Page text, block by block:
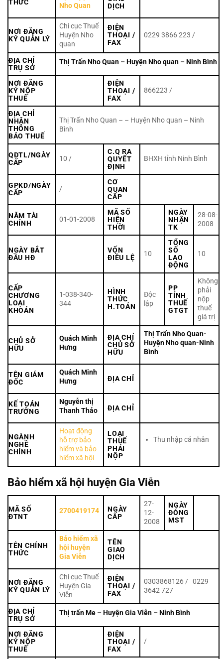
THỨC
Nho Quan
DỊCH
NƠI ĐĂNG
KÝ QUẢN LÝ
Chi cục Thuế
Huyện Nho
quan
ĐIỆN
THOẠI /
FAX
0229 3866 223 /
ĐỊA CHỈ
TRỤ SỞ
Thị Trấn Nho Quan – Huyện Nho quan – Ninh Bình
NƠI ĐĂNG
KÝ NỘP
THUẾ
ĐIỆN
THOẠI /
FAX
866223 /
ĐỊA CHỈ
NHẬN
THÔNG
BÁO THUẾ
Thị Trấn Nho Quan – – Huyện Nho quan – Ninh
Bình
QĐTL/NGÀY
CẤP
10 /
C.Q RA
QUYẾT
ĐỊNH
BHXH tỉnh Ninh Bình
GPKD/NGÀY
CẤP
/
CƠ
QUAN
CẤP
NĂM TÀI
CHÍNH
01-01-2008
MÃ SỐ
HIỆN
THỜI
NGÀY
NHẬN
TK
28-08-
2008
NGÀY BẮT
ĐẦU HĐ
VỐN
ĐIỀU LỆ
10
TỔNG
SỐ
LAO
ĐỘNG
10
CẤP
CHƯƠNG
LOẠI
KHOẢN
1-038-340-
344
HÌNH
THỨC
H.TOÁN
Độc
lập
PP
TÍNH
THUẾ
GTGT
Không
phải
nộp
thuế
giá trị
CHỦ SỞ
HỮU
Quách Minh
Hưng
ĐỊA CHỈ
CHỦ SỞ
HỮU
Thị Trấn Nho Quan-
Huyện Nho quan-Ninh
Bình
TÊN GIÁM
ĐỐC
Quách Minh
Hưng
ĐỊA CHỈ
KẾ TOÁN
TRƯỞNG
Nguyễn thị
Thanh Thảo
ĐỊA CHỈ
NGÀNH
NGHỀ
CHÍNH
Hoạt động
hỗ trợ bảo
hiểm và bảo
hiểm xã hội
LOẠI
THUẾ
PHẢI
NỘP
Thu nhập cá nhân
Bảo hiểm xã hội huyện Gia Viễn
MÃ SỐ
ĐTNT
2700419174
NGÀY
CẤP
27-
12-
2008
NGÀY
ĐÓNG
MST
TÊN CHÍNH
THỨC
Bảo hiểm xã
hội huyện
Gia Viễn
TÊN
GIAO
DỊCH
NƠI ĐĂNG
KÝ QUẢN LÝ
Chi cục Thuế
Huyện Gia
Viễn
ĐIỆN
THOẠI /
FAX
0303868126 / 0229
3642 727
ĐỊA CHỈ
TRỤ SỞ
Thị trấn Me – Huyện Gia Viễn – Ninh Bình
NƠI ĐĂNG
KÝ NỘP
THUẾ
ĐIỆN
THOẠI /
FAX
/